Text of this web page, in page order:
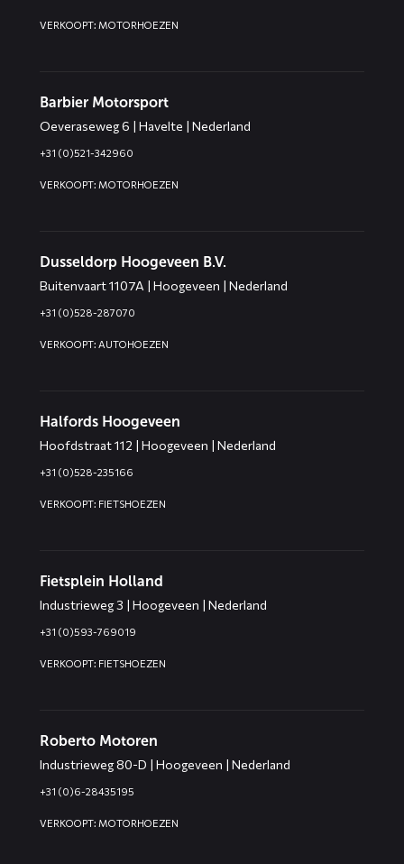
VERKOOPT: MOTORHOEZEN
Barbier Motorsport
Oeveraseweg 6 | Havelte | Nederland
+31 (0)521-342960
VERKOOPT: MOTORHOEZEN
Dusseldorp Hoogeveen B.V.
Buitenvaart 1107A | Hoogeveen | Nederland
+31 (0)528-287070
VERKOOPT: AUTOHOEZEN
Halfords Hoogeveen
Hoofdstraat 112 | Hoogeveen | Nederland
+31 (0)528-235166
VERKOOPT: FIETSHOEZEN
Fietsplein Holland
Industrieweg 3 | Hoogeveen | Nederland
+31 (0)593-769019
VERKOOPT: FIETSHOEZEN
Roberto Motoren
Industrieweg 80-D | Hoogeveen | Nederland
+31 (0)6-28435195
VERKOOPT: MOTORHOEZEN